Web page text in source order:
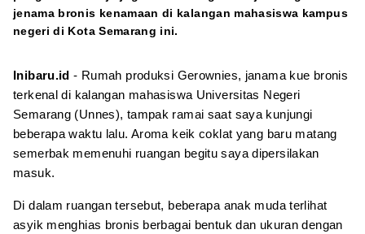
jenama bronis kenamaan di kalangan mahasiswa kampus
negeri di Kota Semarang ini.
Inibaru.id- Rumah produksi Gerownies, janama kue bronis
terkenal di kalangan mahasiswa Universitas Negeri
Semarang (Unnes), tampak ramai saat saya kunjungi
beberapa waktu lalu. Aroma keik coklat yang baru matang
semerbak memenuhi ruangan begitu saya dipersilakan
masuk.
Di dalam ruangan tersebut, beberapa anak muda terlihat
asyik menghias bronis berbagai bentuk dan ukuran dengan